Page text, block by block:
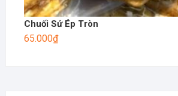
Chuối Sứ Ép Tròn
65.000₫